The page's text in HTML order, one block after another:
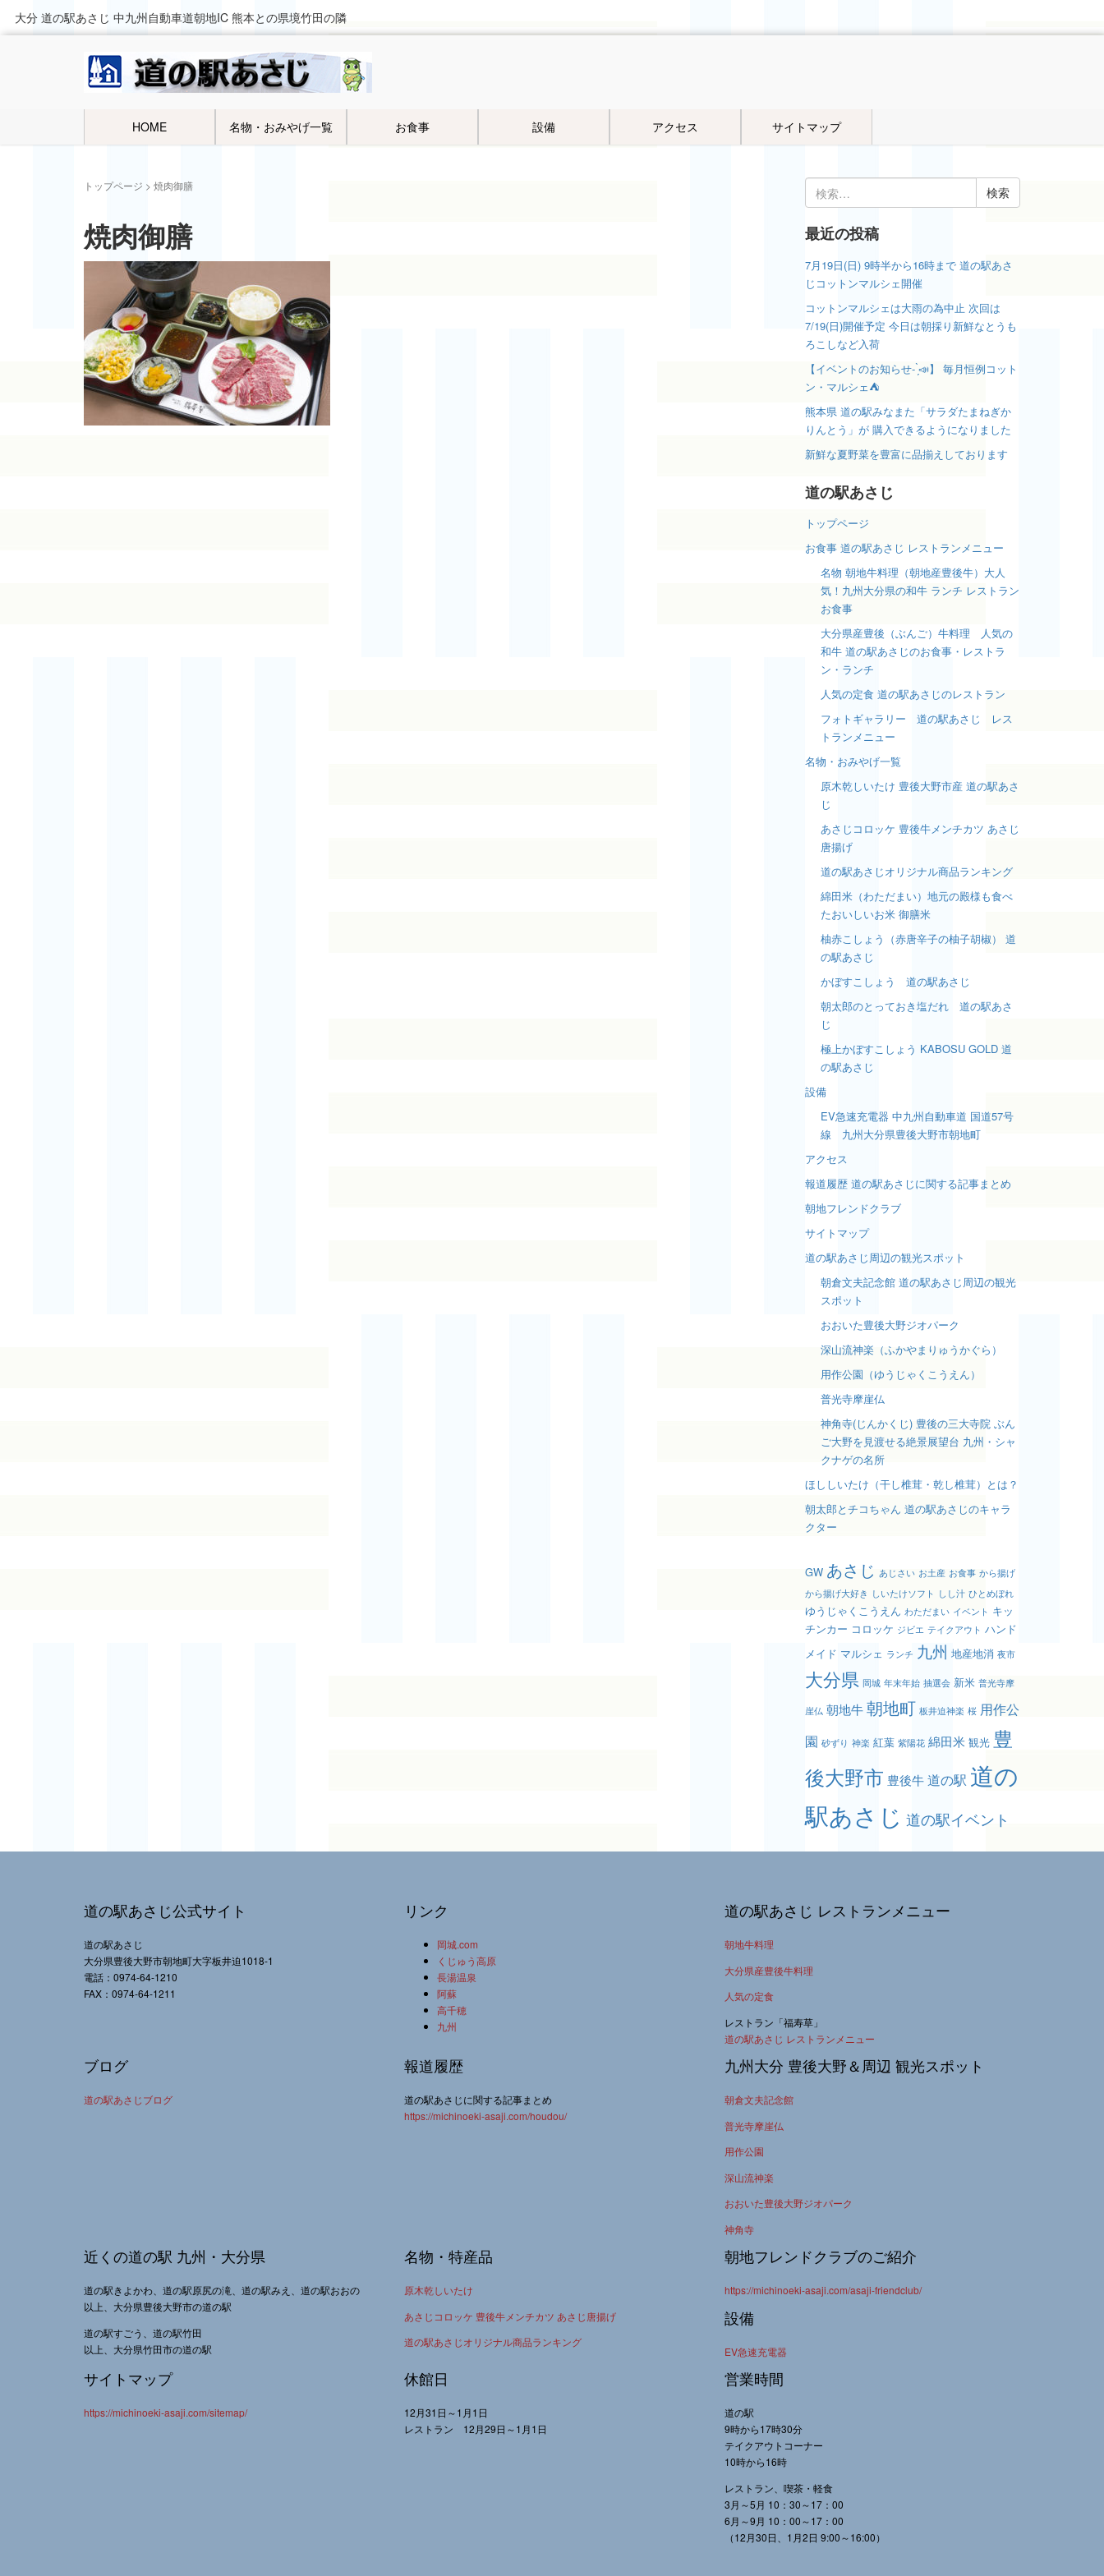
大分 道の駅あさじ 中九州自動車道朝地IC 熊本との県境竹田の隣
HOME 名物・おみやげ一覧 お食事 設備 アクセス サイトマップ
トップページ > 焼肉御膳
焼肉御膳
検
索:
最近の投稿
7月19日(日) 9時半から16時まで 道の駅あさ
じコットンマルシェ開催
コットンマルシェは大雨の為中止 次回は
7/19(日)開催予定 今日は朝採り新鮮なとうも
ろこしなど入荷
【イベントのお知らせ- ̗̀📣】 毎月恒例コット
ン・マルシェ⛺️
熊本県 道の駅みなまた「サラダたまねぎか
りんとう」が 購入できるようになりました
新鮮な夏野菜を豊富に品揃えしております
道の駅あさじ
トップページ
お食事 道の駅あさじ レストランメニュー
名物 朝地牛料理（朝地産豊後牛）大人
気！九州大分県の和牛 ランチ レストラン
お食事
大分県産豊後（ぶんご）牛料理 人気の
和牛 道の駅あさじのお食事・レストラ
ン・ランチ
人気の定食 道の駅あさじのレストラン
フォトギャラリー 道の駅あさじ レス
トランメニュー
名物・おみやげ一覧
原木乾しいたけ 豊後大野市産 道の駅あさ
じ
あさじコロッケ 豊後牛メンチカツ あさじ
唐揚げ
道の駅あさじオリジナル商品ランキング
綿田米（わただまい）地元の殿様も食べ
たおいしいお米 御膳米
柚赤こしょう（赤唐辛子の柚子胡椒） 道
の駅あさじ
かぼすこしょう 道の駅あさじ
朝太郎のとっておき塩だれ 道の駅あさ
じ
極上かぼすこしょう KABOSU GOLD 道
の駅あさじ
設備
EV急速充電器 中九州自動車道 国道57号
線 九州大分県豊後大野市朝地町
アクセス
報道履歴 道の駅あさじに関する記事まとめ
朝地フレンドクラブ
サイトマップ
道の駅あさじ周辺の観光スポット
朝倉文夫記念館 道の駅あさじ周辺の観光
スポット
おおいた豊後大野ジオパーク
深山流神楽（ふかやまりゅうかぐら）
用作公園（ゆうじゃくこうえん）
普光寺摩崖仏
神角寺(じんかくじ) 豊後の三大寺院 ぶん
ご大野を見渡せる絶景展望台 九州・シャ
クナゲの名所
ほししいたけ（干し椎茸・乾し椎茸）とは？
朝太郎とチコちゃん 道の駅あさじのキャラ
クター
GW あさじ あじさい お土産 お食事 から揚げ
から揚げ大好き しいたけソフト しし汁 ひとめぼれ
ゆうじゃくこうえん わただまい イベント キッ
チンカー コロッケ ジビエ テイクアウト ハンド
メイド マルシェ ランチ 九州 地産地消 夜市
大分県 岡城 年末年始 抽選会 新米 普光寺摩
崖仏 朝地牛 朝地町 板井迫神楽 桜 用作公
園 砂ずり 神楽 紅葉 紫陽花 綿田米 観光 豊
後大野市 豊後牛 道の駅 道の
駅あさじ 道の駅イベント
道の駅あさじ公式サイト
道の駅あさじ
大分県豊後大野市朝地町大字板井迫1018-1
電話：0974-64-1210
FAX：0974-64-1211
リンク
岡城.com
くじゅう高原
長湯温泉
阿蘇
高千穂
九州
道の駅あさじ レストランメニュー
朝地牛料理
大分県産豊後牛料理
人気の定食
レストラン「福寿草」
道の駅あさじ レストランメニュー
ブログ
道の駅あさじブログ
報道履歴
道の駅あさじに関する記事まとめ
https://michinoeki-asaji.com/houdou/
九州大分 豊後大野＆周辺 観光スポット
朝倉文夫記念館
普光寺摩崖仏
用作公園
深山流神楽
おおいた豊後大野ジオパーク
神角寺
近くの道の駅 九州・大分県
道の駅きよかわ、道の駅原尻の滝、道の駅みえ、道の駅おおの
以上、大分県豊後大野市の道の駅
道の駅すごう、道の駅竹田
以上、大分県竹田市の道の駅
名物・特産品
原木乾しいたけ
あさじコロッケ 豊後牛メンチカツ あさじ唐揚げ
道の駅あさじオリジナル商品ランキング
朝地フレンドクラブのご紹介
https://michinoeki-asaji.com/asaji-friendclub/
設備
EV急速充電器
サイトマップ
https://michinoeki-asaji.com/sitemap/
休館日
12月31日～1月1日
レストラン 12月29日～1月1日
営業時間
道の駅
9時から17時30分
テイクアウトコーナー
10時から16時
レストラン、喫茶・軽食
3月～5月 10：30～17：00
6月～9月 10：00～17：00
（12月30日、1月2日 9:00～16:00）